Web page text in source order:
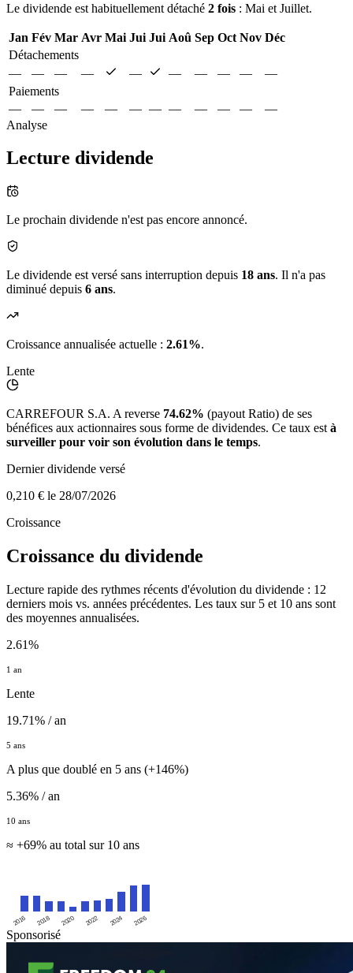
Le dividende est habituellement détaché 2 fois : Mai et Juillet.
Jan Fév Mar Avr Mai Jui Jui Aoû Sep Oct Nov Déc
Détachements
—
— — — — — — — —
—
Paiements
—
— — — — — — — — — —
—
Analyse
Lecture dividende
Le prochain dividende n'est pas encore annoncé.
Le dividende est versé sans interruption depuis 18 ans. Il n'a pas
diminué depuis 6 ans.
Croissance annualisée actuelle : 2.61%.
Lente
CARREFOUR S.A. A reverse 74.62% (payout Ratio) de ses
bénéfices aux actionnaires sous forme de dividendes. Ce taux est à
surveiller pour voir son évolution dans le temps.
Dernier dividende versé
0,210 € le 28/07/2026
Croissance
Croissance du dividende
Lecture rapide des rythmes récents d'évolution du dividende : 12
derniers mois vs. années précédentes. Les taux sur 5 et 10 ans sont
des moyennes annualisées.
2.61%
1 an
Lente
19.71% / an
5 ans
A plus que doublé en 5 ans (+146%)
5.36% / an
10 ans
≈ +69% au total sur 10 ans
2016 2018 2020 2022 2024 2026
Sponsorisé